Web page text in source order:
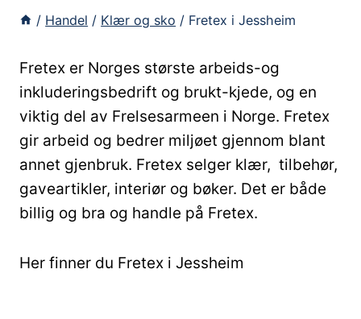
/ Handel / Klær og sko / Fretex i Jessheim
Fretex er Norges største arbeids-og
inkluderingsbedrift og brukt-kjede, og en
viktig del av Frelsesarmeen i Norge. Fretex
gir arbeid og bedrer miljøet gjennom blant
annet gjenbruk. Fretex selger klær, tilbehør,
gaveartikler, interiør og bøker. Det er både
billig og bra og handle på Fretex.
Her finner du Fretex i Jessheim